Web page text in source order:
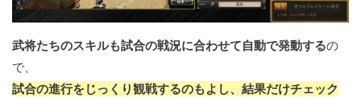
武将たちのスキルも試合の戦況に合わせて自動で発動するの
で、
試合の進行をじっくり観戦するのもよし、結果だけチェック